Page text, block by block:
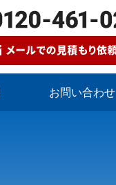
お問い合わせ